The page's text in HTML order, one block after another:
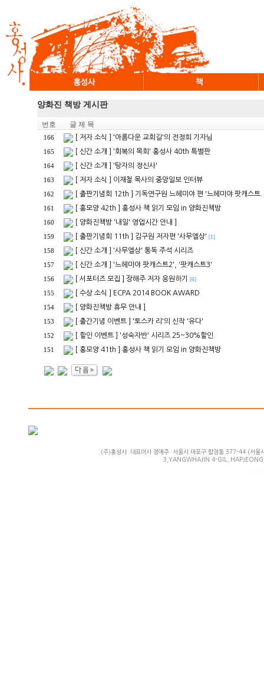
양화진 책방 게시판
번호 글 제 목
166 [ 저자 소식 ] '아름다운 교회길'의 전정희 기자님
165 [ 신간 소개 ] '회복의 목회' 홍성사 40th 특별판
164 [ 신간 소개 ] '탕자의 정신사'
163 [ 저자 소식 ] 이재철 목사의 중앙일보 인터뷰
162 [ 출판기념회 12th ] 기독연구원 느헤미야 편 '느헤미야 팟캐스트
161 [ 홍모양 42th ] 홍성사 책 읽기 모임 in 양화진책방
160 [ 양화진책방 '내일' 영업시간 안내 ]
159 [ 출판기념회 11th ] 김구원 저자편 '사무엘상' [1]
158 [ 신간 소개 ] '사무엘상' 통독 주석 시리즈
157 [ 신간 소개 ] '느헤미야 팟캐스트2', '팟캐스트3'
156 [ 서포터즈 모집 ] 장해주 저자 응원하기 [6]
155 [ 수상 소식 ] ECPA 2014 BOOK AWARD
154 [ 양화진책방 휴무 안내 ]
153 [ 출간기념 이벤트 ] '토스카 리'의 신작 '유다'
152 [ 할인 이벤트 ] '성숙자반' 시리즈 25~30%할인.
151 [ 홍모양 41th ] 홍성사 책 읽기 모임 in 양화진책방
(주)홍성사 대표이사 정애주 서울시 마포구 합정동 377-44 (
3,YANGWHAJIN 4-GIL,